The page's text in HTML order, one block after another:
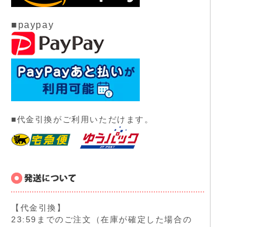
■paypay
■代金引換がご利用いただけます。
【代金引換】
23:59までのご注文（在庫が確定した場合の